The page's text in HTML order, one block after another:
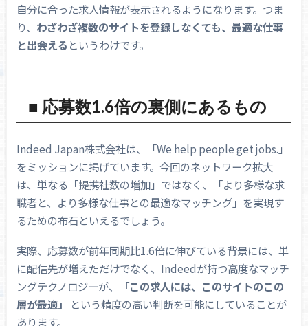
自分に合った求人情報が表示されるようになります。つま
り、 わざわざ複数のサイトを登録しなくても、最適な仕事
と出会える というわけです。
■ 応募数1.6倍の裏側にあるもの
Indeed Japan株式会社は、「We help people get jobs.」
をミッションに掲げています。今回のネットワーク拡大
は、単なる「提携社数の増加」ではなく、「より多様な求
職者と、より多様な仕事との最適なマッチング」を実現す
るための布石といえるでしょう。
実際、応募数が前年同期比1.6倍に伸びている背景には、単
に配信先が増えただけでなく、Indeedが持つ高度なマッチ
ングテクノロジーが、
「この求人には、このサイトのこの
層が最適」
という精度の高い判断を可能にしていることが
あります。